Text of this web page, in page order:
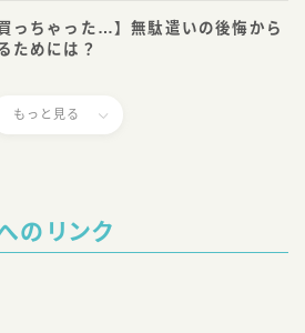
買っちゃった…】無駄遣いの後悔から
ためには？
もっと見る
のリンク